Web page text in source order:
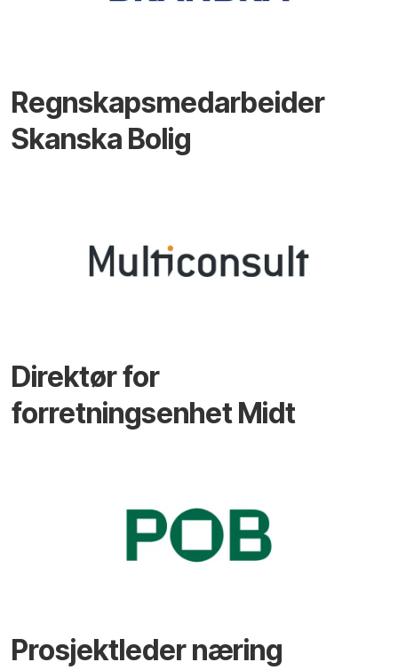
Regnskapsmedarbeider
Skanska Bolig
Direktør for
forretningsenhet Midt
Prosjektleder næring